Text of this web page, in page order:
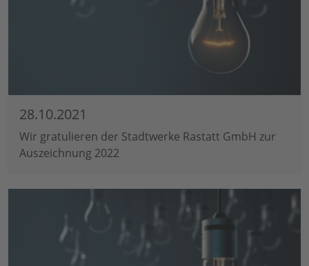
28.10.2021
Wir gratulieren der Stadtwerke Rastatt GmbH zur
Auszeichnung 2022